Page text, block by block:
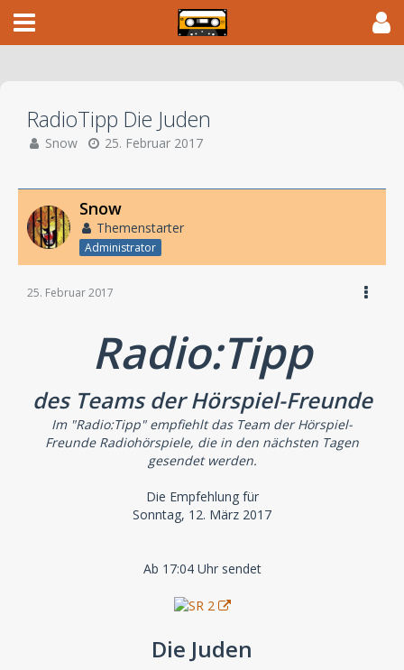
RadioTipp Die Juden
Snow 25. Februar 2017
Snow
Themenstarter
Administrator
25. Februar 2017
Radio:Tipp
des Teams der Hörspiel-Freunde
Im "Radio:Tipp" empfiehlt das Team der Hörspiel-
Freunde Radiohörspiele, die in den nächsten Tagen
gesendet werden.
Die Empfehlung für
Sonntag, 12. März 2017
Ab 17:04 Uhr sendet
Die Juden